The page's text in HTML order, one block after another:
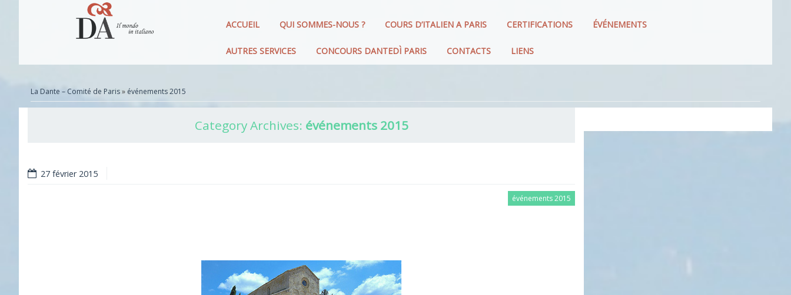
ACCUEIL QUI SOMMES-NOUS ? COURS D’ITALIEN A PARIS CERTIFICATIONS ÉVÉNEMENTS
AUTRES SERVICES CONCOURS DANTEDÌ PARIS CONTACTS LIENS
La Dante – Comité de Paris» événements 2015
Category Archives: événements 2015
27 février 2015
événements 2015